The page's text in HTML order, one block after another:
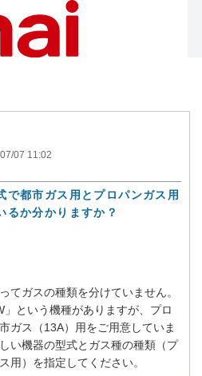
07 11:02
で都市ガス用とプロパンガス用
るか分かりますか？
てガスの種類を分けていません。
という機種がありますが、プロ
ガス（13A）用をご用意していま
い機器の型式とガス種の種類（プ
用）を指定してください。